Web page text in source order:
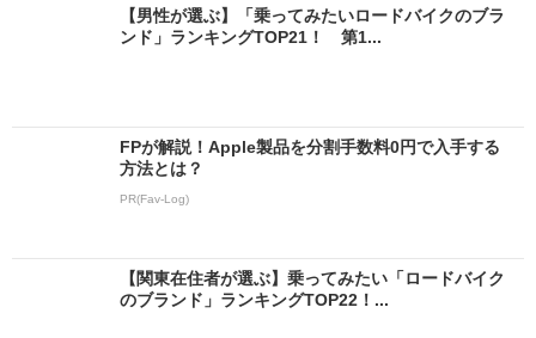
【男性が選ぶ】「乗ってみたいロードバイクのブラ
ンド」ランキングTOP21！ 第1...
FPが解説！Apple製品を分割手数料0円で入手する
方法とは？
PR(Fav-Log)
【関東在住者が選ぶ】乗ってみたい「ロードバイク
のブランド」ランキングTOP22！...